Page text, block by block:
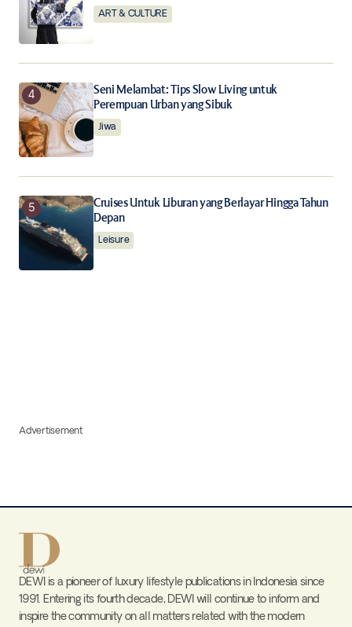
ART & CULTURE
Seni Melambat: Tips Slow Living untuk
Perempuan Urban yang Sibuk
Jiwa
Cruises Untuk Liburan yang Berlayar Hingga Tahun
Depan
Leisure
Advertisement
DEWI is a pioneer of luxury lifestyle publications in Indonesia since
1991. Entering its fourth decade, DEWI will continue to inform and
inspire the community on all matters related with the modern